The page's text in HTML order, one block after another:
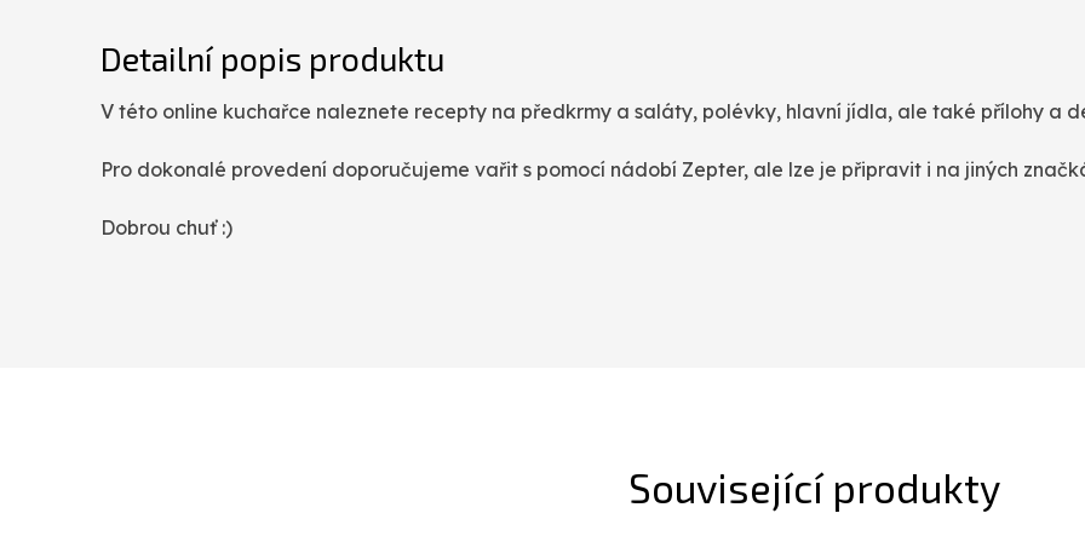
Detailní popis produktu
V této online kuchařce naleznete recepty na předkrmy a saláty, polévky, hlavní jídla, ale také přílohy a
Pro dokonalé provedení doporučujeme vařit s pomocí nádobí Zepter, ale lze je připravit i na jiných
Dobrou chuť :)
Související produkty